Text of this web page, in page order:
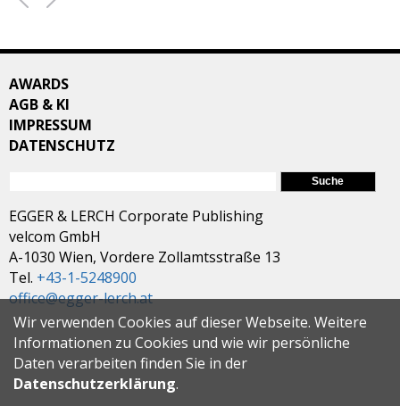
AWARDS
AGB & KI
IMPRESSUM
DATENSCHUTZ
EGGER & LERCH Corporate Publishing
velcom GmbH
A-1030 Wien, Vordere Zollamtsstraße 13
Tel. +43-1-5248900
office@egger-lerch.at
Wir verwenden Cookies auf dieser Webseite. Weitere
Informationen zu Cookies und wie wir persönliche
Daten verarbeiten finden Sie in der
Datenschutzerklärung.